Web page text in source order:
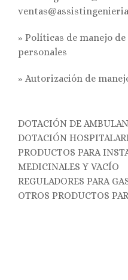
» Políticas de manejo
personales
» Autorización de
DOTACIÓN DE
DOTACIÓN
PRODUCTOS PARA
MEDICINALES Y VACÍO
REGULADORES PARA
OTROS PRODUCTOS